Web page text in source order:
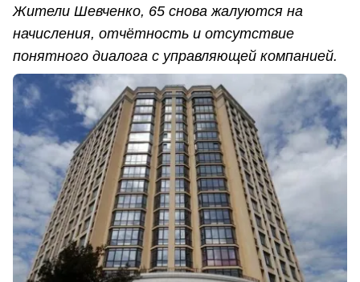
Жители Шевченко, 65 снова жалуются на
начисления, отчётность и отсутствие
понятного диалога с управляющей компанией.